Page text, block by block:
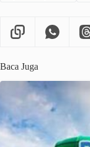
Baca Juga